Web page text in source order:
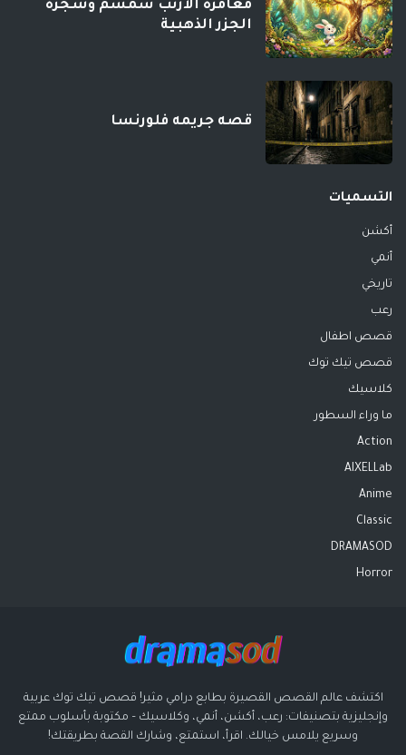
مغامرة الأرنب سمسم وشجرة
الجزر الذهبية
قصه جريمه فلورنسا
التسميات
أكشن
أنمي
تاريخي
رعب
قصص اطفال
قصص تيك توك
كلاسيك
ما وراء السطور
Action
AIXELLab
Anime
Classic
DRAMASOD
Horror
اكتشف عالم القصص القصيرة بطابع درامي مثير! قصص تيك توك عربية
وإنجليزية بتصنيفات: رعب، أكشن، أنمي، وكلاسيك – مكتوبة بأسلوب ممتع
وسريع يلامس خيالك. اقرأ، استمتع، وشارك القصة بطريقتك!